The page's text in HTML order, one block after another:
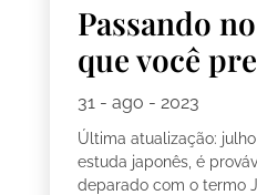
Passando
que você
31 - ago - 2023
Última atualização:
estuda japonês, é
deparado com o termo